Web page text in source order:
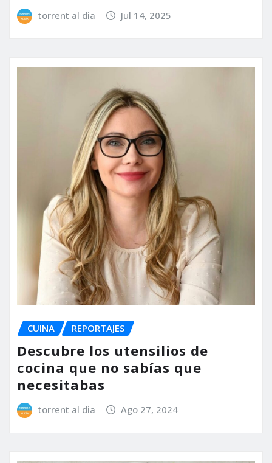
torrent al dia Jul 14, 2025
CUINA REPORTAJES
Descubre los utensilios de
cocina que no sabías que
necesitabas
torrent al dia Ago 27, 2024